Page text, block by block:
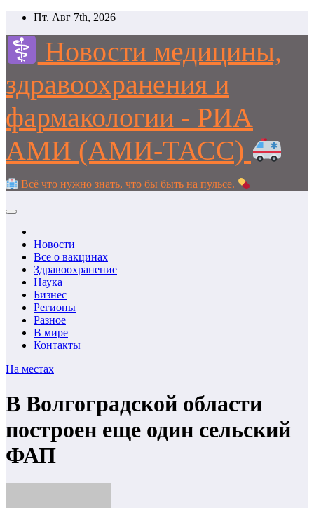
Перейти
содержимому
Пт. Авг 7th, 2026
Новости медицины,
здравоохранения и
фармакологии - РИА
АМИ (АМИ-ТАСС)
Всё что нужно знать, что бы быть на пульсе.
Новости
Все о вакцинах
Здравоохранение
Наука
Бизнес
Регионы
Разное
В мире
Контакты
На местах
В Волгоградской области
построен еще один сельский
ФАП